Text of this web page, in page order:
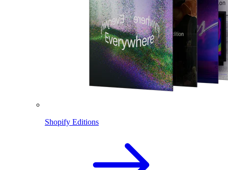
Shopify Editions